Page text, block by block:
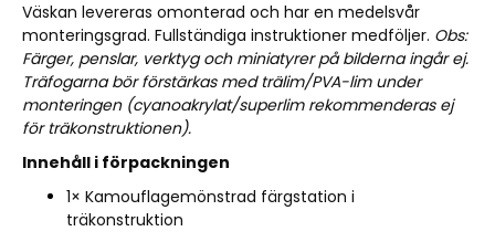
Väskan levereras omonterad och har en medelsvår
monteringsgrad. Fullständiga instruktioner medföljer. Obs:
Färger, penslar, verktyg och miniatyrer på bilderna ingår ej.
Träfogarna bör förstärkas med trälim/PVA-lim under
monteringen (cyanoakrylat/superlim rekommenderas ej
för träkonstruktionen).
Innehåll i förpackningen
1× Kamouflagemönstrad färgstation i
träkonstruktion